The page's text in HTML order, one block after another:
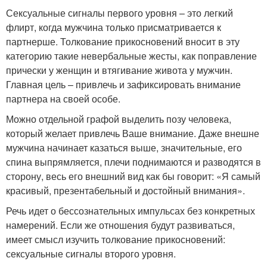
Сексуальные сигналы первого уровня – это легкий
флирт, когда мужчина только присматривается к
партнерше. Толкование прикосновений вносит в эту
категорию такие невербальные жесты, как поправление
прически у женщин и втягивание живота у мужчин.
Главная цель – привлечь и зафиксировать внимание
партнера на своей особе.
Можно отдельной графой выделить позу человека,
который желает привлечь Ваше внимание. Даже внешне
мужчина начинает казаться выше, значительные, его
спина выпрямляется, плечи поднимаются и разводятся в
сторону, весь его внешний вид как бы говорит: «Я самый
красивый, презентабельный и достойный внимания».
Речь идет о бессознательных импульсах без конкретных
намерений. Если же отношения будут развиваться,
имеет смысл изучить толкование прикосновений:
сексуальные сигналы второго уровня.